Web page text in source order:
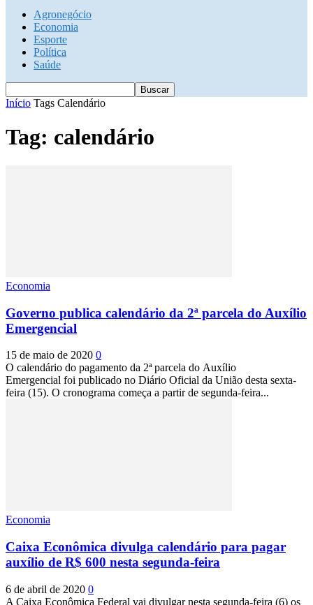
Agronegócio
Economia
Esporte
Política
Saúde
Início Tags Calendário
Tag: calendário
Economia
Governo publica calendário da 2ª parcela do Auxílio
Emergencial
15 de maio de 2020 0
O calendário do pagamento da 2ª parcela do Auxílio
Emergencial foi publicado no Diário Oficial da União desta sexta-
feira (15). O cronograma começa a partir de segunda-feira...
Economia
Caixa Econômica divulga calendário para pagar
auxílio de R$ 600 nesta segunda-feira
6 de abril de 2020 0
A Caixa Econômica Federal vai divulgar nesta segunda-feira (6) os